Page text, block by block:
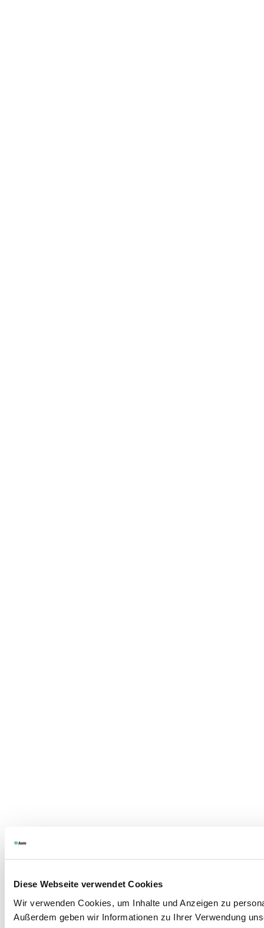
Diese Webseite verwendet Cookies
Wir verwenden Cookies, um Inhalte und Anzeigen zu
Außerdem geben wir Informationen zu Ihrer Verwendung